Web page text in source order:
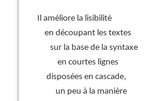
Il améliore la lisibilité
en découpant les textes
sur la base de la syntaxe
en courtes lignes
disposées en cascade,
un peu à la manière